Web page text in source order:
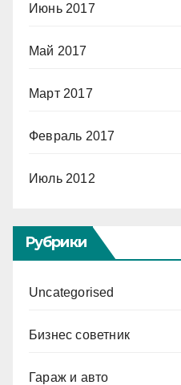
Июнь 2017
Май 2017
Март 2017
Февраль 2017
Июль 2012
Рубрики
Uncategorised
Бизнес советник
Гараж и авто